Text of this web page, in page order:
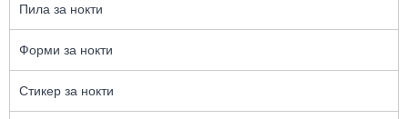
Пила за нокти
Форми за нокти
Стикер за нокти